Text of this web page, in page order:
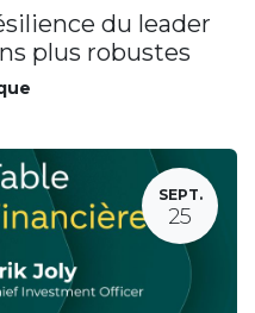
du leader
plus robustes
SEPT.
25